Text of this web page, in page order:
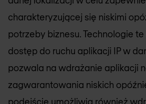
charakteryzującej się niskimi
potrzeby biznesu. Technologie
dostęp do ruchu aplikacji IP w
pozwala na wdrażanie aplikacji
zagwarantowania niskich
podejście umożliwia również